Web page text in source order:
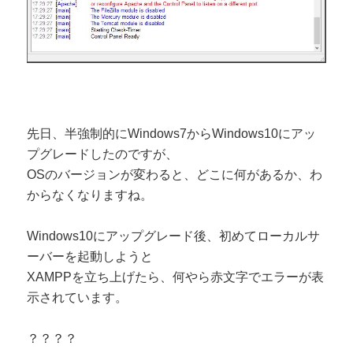
先日、半強制的にWindows7からWindows10にアッ
プグレードしたのですが、
OSのバージョンが変わると、どこに何があるか、わ
からなくなりますね。
Windows10にアップグレード後、初めてローカルサ
ーバーを起動しようと
XAMPPを立ち上げたら、何やら赤文字でエラーが表
示されています。
？？？？